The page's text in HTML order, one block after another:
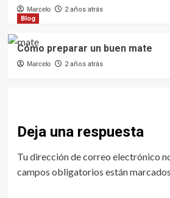
Marcelo
2 años atrás
Blog
Cómo preparar un buen mate
Marcelo 2 años atrás
Deja una respuesta
Tu dirección de correo electrónico
campos obligatorios están